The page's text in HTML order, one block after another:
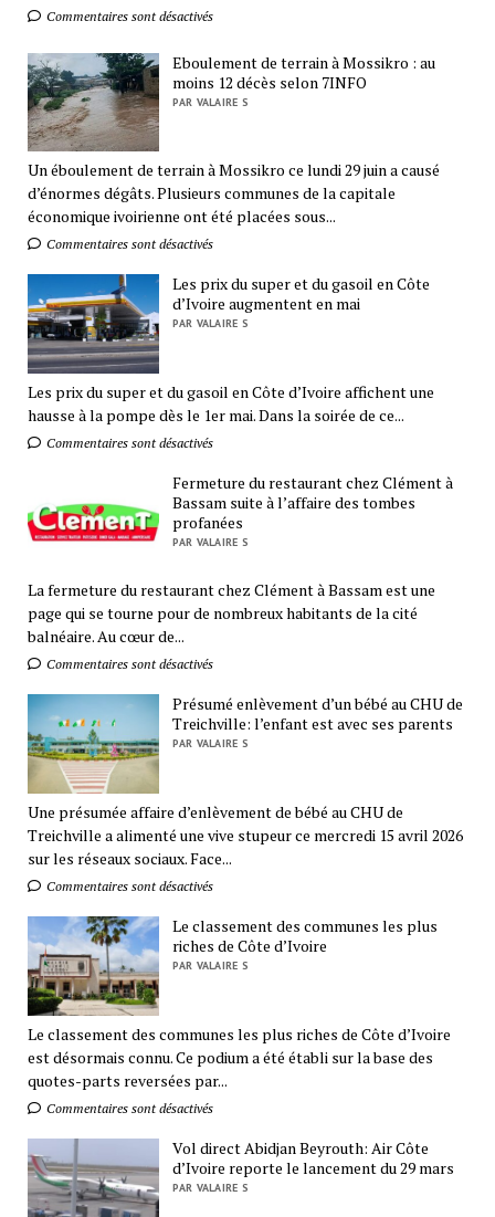
Commentaires sont désactivés
Eboulement de terrain à Mossikro : au
moins 12 décès selon 7INFO
PAR VALAIRE S
Un éboulement de terrain à Mossikro ce lundi 29 juin a causé
d’énormes dégâts. Plusieurs communes de la capitale
économique ivoirienne ont été placées sous...
Commentaires sont désactivés
Les prix du super et du gasoil en Côte
d’Ivoire augmentent en mai
PAR VALAIRE S
Les prix du super et du gasoil en Côte d’Ivoire affichent une
hausse à la pompe dès le 1er mai. Dans la soirée de ce...
Commentaires sont désactivés
Fermeture du restaurant chez Clément à
Bassam suite à l’affaire des tombes
profanées
PAR VALAIRE S
La fermeture du restaurant chez Clément à Bassam est une
page qui se tourne pour de nombreux habitants de la cité
balnéaire. Au cœur de...
Commentaires sont désactivés
Présumé enlèvement d’un bébé au CHU de
Treichville: l’enfant est avec ses parents
PAR VALAIRE S
Une présumée affaire d’enlèvement de bébé au CHU de
Treichville a alimenté une vive stupeur ce mercredi 15 avril 2026
sur les réseaux sociaux. Face...
Commentaires sont désactivés
Le classement des communes les plus
riches de Côte d’Ivoire
PAR VALAIRE S
Le classement des communes les plus riches de Côte d’Ivoire
est désormais connu. Ce podium a été établi sur la base des
quotes-parts reversées par...
Commentaires sont désactivés
Vol direct Abidjan Beyrouth: Air Côte
d’Ivoire reporte le lancement du 29 mars
PAR VALAIRE S